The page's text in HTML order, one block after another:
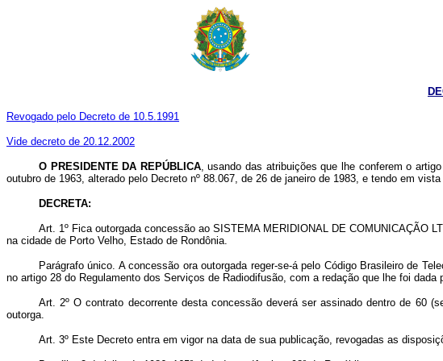
Revogado pelo Decreto de 10.5.1991
Vide decreto de 20.12.2002
O PRESIDENTE DA REPÚBLICA, usando das atribuições que lhe conferem o
outubro de 1963, alterado pelo Decreto nº 88.067, de 26 de janeiro de 1983, e tendo em
DECRETA:
Art. 1º Fica outorgada concessão ao SISTEMA MERIDIONAL DE COMUNICAÇÃO
na cidade de Porto Velho, Estado de Rondônia.
Parágrafo único. A concessão ora outorgada reger-se-á pelo Código Brasileiro de
no artigo 28 do Regulamento dos Serviços de Radiodifusão, com a redação que lhe foi
Art. 2º O contrato decorrente desta concessão deverá ser assinado dentro de 60
outorga.
Art. 3º Este Decreto entra em vigor na data de sua publicação, revogadas as